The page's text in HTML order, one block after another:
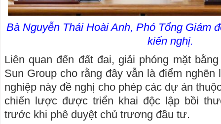
Bà Nguyễn Thái Hoài Anh, Phó Tổng Giám
kiến nghị.
Liên quan đến đất đai, giải phóng mặt
Sun Group cho rằng đây vẫn là điểm nghẽn
nghiệp này đề nghị cho phép các dự án
chiến lược được triển khai độc lập bồi
trước khi phê duyệt chủ trương đầu tư.